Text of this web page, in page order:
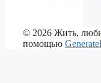
© 2026 Жить,
помощью